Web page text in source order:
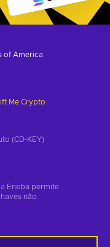
of America
Me Crypto
(CD-KEY)
Eneba permite
não